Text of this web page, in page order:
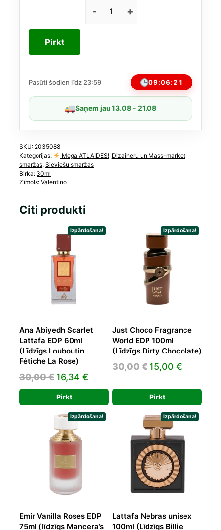
84,00 €.
61,33 €.
Valentino
Stravaganza
daudzums
Pirkt
Pasūti šodien līdz 23:59 09:06:20
Saņem jau 13.08 - 21.08
SKU: 2035088
Kategorijas:
Mega ATLAIDES!, Dizaineru un Mass-market
smaržas, Sieviešu smaržas
Birka: 30ml
Zīmols: Valentino
Citi produkti
Izpārdošana!
Ana Abiyedh Scarlet
Lattafa EDP 60ml
(Līdzīgs Louboutin
Fétiche La Rose)
30,00€ Original
price
was:
30,00 €.
16,34 €
price
is:
16,34 €.
Pirkt
Izpārdošana!
Just Choco Fragrance
World EDP 100ml
(Līdzīgs Dirty Chocolate)
30,00€ Original
was:
30,00 €.
15,00 €
15,00 €.
Pirkt
Izpārdošana!
Emir Vanilla Roses EDP
75ml (līdzīgs Mancera’s
Izpārdošana!
Lattafa Nebras unisex
100ml (Līdzīgs Billie